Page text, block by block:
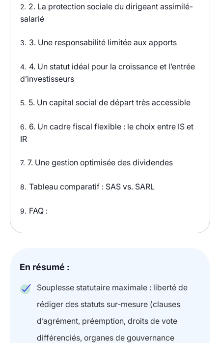
2. 2. La protection sociale du dirigeant assimilé-
salarié
3. 3. Une responsabilité limitée aux apports
4. 4. Un statut idéal pour la croissance et l’entrée
d’investisseurs
5. 5. Un capital social de départ très accessible
6. 6. Un cadre fiscal flexible : le choix entre IS et
IR
7. 7. Une gestion optimisée des dividendes
8. Tableau comparatif : SAS vs. SARL
9. FAQ :
En résumé :
Souplesse statutaire maximale : liberté de
rédiger des statuts sur‑mesure (clauses
d’agrément, préemption, droits de vote
différenciés, organes de gouvernance